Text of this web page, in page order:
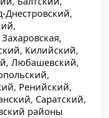
Днестровский,
Килийский,
Любашевский,
Ренийский,
Саратский,
районы